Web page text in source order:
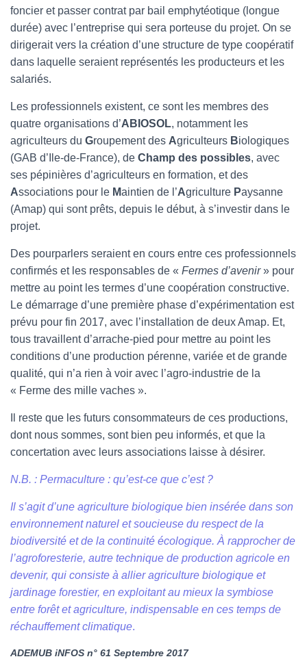
foncier et passer contrat par bail emphytéotique (longue
durée) avec l’entreprise qui sera porteuse du projet. On se
dirigerait vers la création d’une structure de type coopératif
dans laquelle seraient représentés les producteurs et les
salariés.
Les professionnels existent, ce sont les membres des
quatre organisations d’ABIOSOL, notamment les
agriculteurs du Groupement des Agriculteurs Biologiques
(GAB d’Ile-de-France), de Champ des possibles, avec
ses pépinières d’agriculteurs en formation, et des
Associations pour le Maintien de l’Agriculture Paysanne
(Amap) qui sont prêts, depuis le début, à s’investir dans le
projet.
Des pourparlers seraient en cours entre ces professionnels
confirmés et les responsables de « Fermes d’avenir» pour
mettre au point les termes d’une coopération constructive.
Le démarrage d’une première phase d’expérimentation est
prévu pour fin 2017, avec l’installation de deux Amap. Et,
tous travaillent d’arrache-pied pour mettre au point les
conditions d’une production pérenne, variée et de grande
qualité, qui n’a rien à voir avec l’agro-industrie de la
« Ferme des mille vaches ».
Il reste que les futurs consommateurs de ces productions,
dont nous sommes, sont bien peu informés, et que la
concertation avec leurs associations laisse à désirer.
N.B. : Permaculture : qu’est-ce que c’est ?
Il s’agit d’une agriculture biologique bien insérée dans son
environnement naturel et soucieuse du respect de la
biodiversité et de la continuité écologique. À rapprocher de
l’agroforesterie, autre technique de production agricole en
devenir, qui consiste à allier agriculture biologique et
jardinage forestier, en exploitant au mieux la symbiose
entre forêt et agriculture, indispensable en ces temps de
réchauffement climatique.
ADEMUB iNFOS n° 61 Septembre 2017